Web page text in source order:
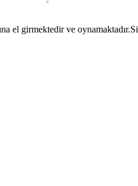
el girmektedir ve